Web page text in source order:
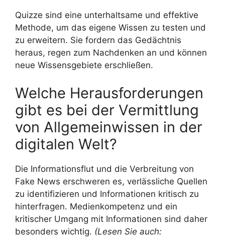
Quizze sind eine unterhaltsame und effektive
Methode, um das eigene Wissen zu testen und
zu erweitern. Sie fordern das Gedächtnis
heraus, regen zum Nachdenken an und können
neue Wissensgebiete erschließen.
Welche Herausforderungen
gibt es bei der Vermittlung
von Allgemeinwissen in der
digitalen Welt?
Die Informationsflut und die Verbreitung von
Fake News erschweren es, verlässliche Quellen
zu identifizieren und Informationen kritisch zu
hinterfragen. Medienkompetenz und ein
kritischer Umgang mit Informationen sind daher
besonders wichtig. (Lesen Sie auch: